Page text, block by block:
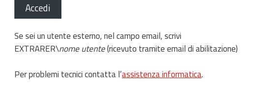
Accedi
Se sei un utente esterno, nel campo email, scrivi
EXTRARER\nome utente(ricevuto tramite email di abilitazione)
Per problemi tecnici contatta l’assistenza informatica.